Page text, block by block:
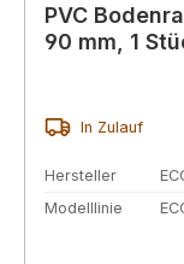
PVC
90 mm, 1
In Zulauf
Hersteller
Modelllinie